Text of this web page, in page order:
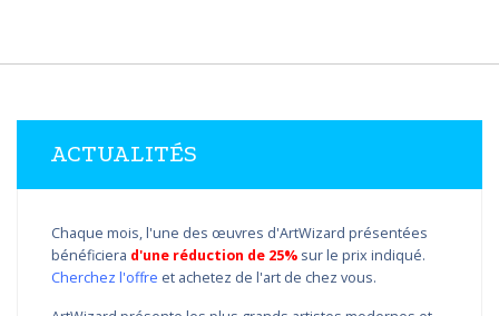
ACTUALITÉS
Chaque mois, l'une des œuvres d'ArtWizard présentées
bénéficiera d'une réduction de 25% sur le prix indiqué.
Cherchez l'offre et achetez de l'art de chez vous.